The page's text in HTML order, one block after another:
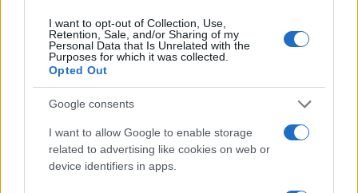
I want to opt-out of Collection, Use,
Retention, Sale, and/or Sharing of my
Personal Data that Is Unrelated with the
Purposes for which it was collected.
Opted Out
Google consents
I want to allow Google to enable storage
related to advertising like cookies on web or
device identifiers in apps.
Incidente sulla 125 a Olbia, due auto coinvolte:
danni ingenti
Arzachena
Incidente a Baia Sardinia, scontro tra auto e